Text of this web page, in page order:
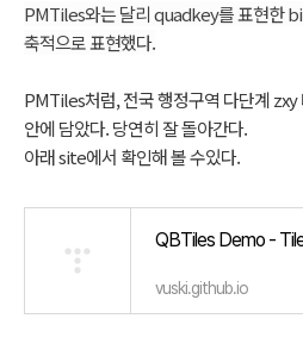
PMTiles와는 달리 quadkey를 표현한
축적으로 표현했다.
PMTiles처럼, 전국 행정구역 다단계
안에 담았다. 당연히 잘 돌아간다.
아래 site에서 확인해 볼 수있다.
QBTiles Demo -
vuski.github.io